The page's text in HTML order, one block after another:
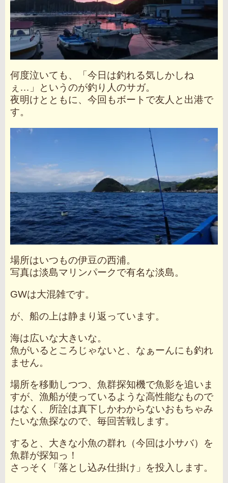
何度泣いても、「今日は釣れる気しかしね
ぇ…」というのが釣り人のサガ。
夜明けとともに、今回もボートで友人と出港で
す。
場所はいつもの伊豆の西浦。
写真は淡島マリンパークで有名な淡島。
GWは大混雑です。
が、船の上は静まり返っています。
海は広いな大きいな。
魚がいるところじゃないと、なぁーんにも釣れ
ません。
場所を移動しつつ、魚群探知機で魚影を追いま
すが、漁船が使っているような高性能なもので
はなく、所詮は真下しかわからないおもちゃみ
たいな魚探なので、毎回苦戦します。
すると、大きな小魚の群れ（今回は小サバ）を
魚群が探知っ！
さっそく「落とし込み仕掛け」を投入します。